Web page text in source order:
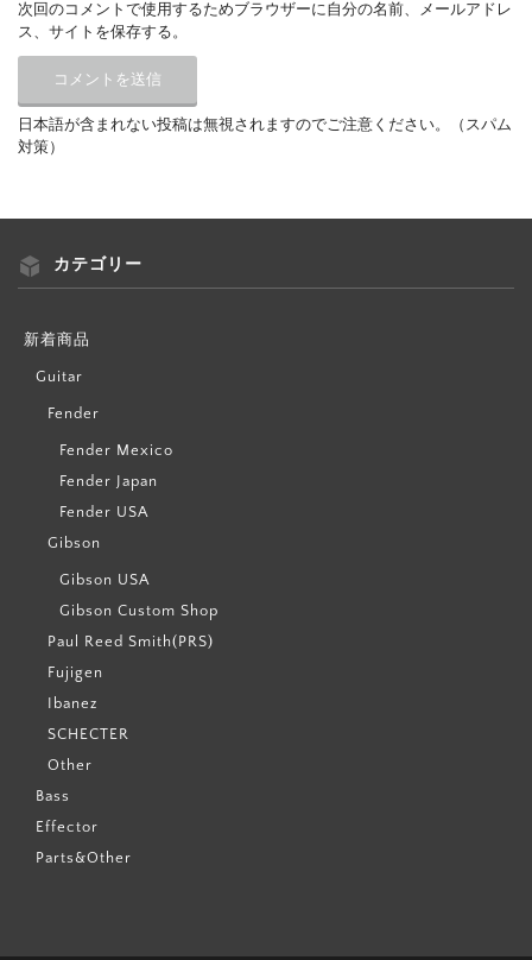
次回のコメントで使用するためブラウザーに自分の名前、メールアドレ
ス、サイトを保存する。
日本語が含まれない投稿は無視されますのでご注意ください。（スパム
対策）
カテゴリー
新着商品
Guitar
Fender
Fender Mexico
Fender Japan
Fender USA
Gibson
Gibson USA
Gibson Custom Shop
Paul Reed Smith(PRS)
Fujigen
Ibanez
SCHECTER
Other
Bass
Effector
Parts&Other